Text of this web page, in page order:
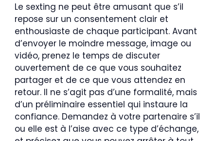
Le sexting ne peut être amusant que s’il
repose sur un consentement clair et
enthousiaste de chaque participant. Avant
d’envoyer le moindre message, image ou
vidéo, prenez le temps de discuter
ouvertement de ce que vous souhaitez
partager et de ce que vous attendez en
retour. Il ne s’agit pas d’une formalité, mais
d’un préliminaire essentiel qui instaure la
confiance. Demandez à votre partenaire s’il
ou elle est à l’aise avec ce type d’échange,